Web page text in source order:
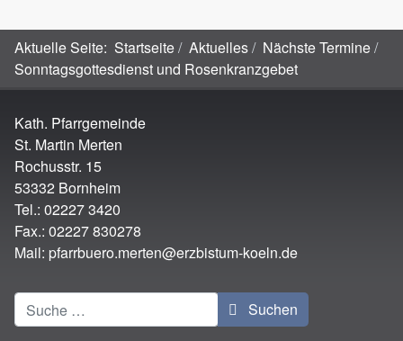
Aktuelle Seite: Startseite Aktuelles
Nächste Termine
Sonntagsgottesdienst und Rosenkranzgebet
Kath. Pfarrgemeinde
St. Martin Merten
Rochusstr. 15
53332 Bornheim
Tel.: 02227 3420
Fax.: 02227 830278
Mail: pfarrbuero.merten@erzbistum-koeln.de
Suchen Suchen